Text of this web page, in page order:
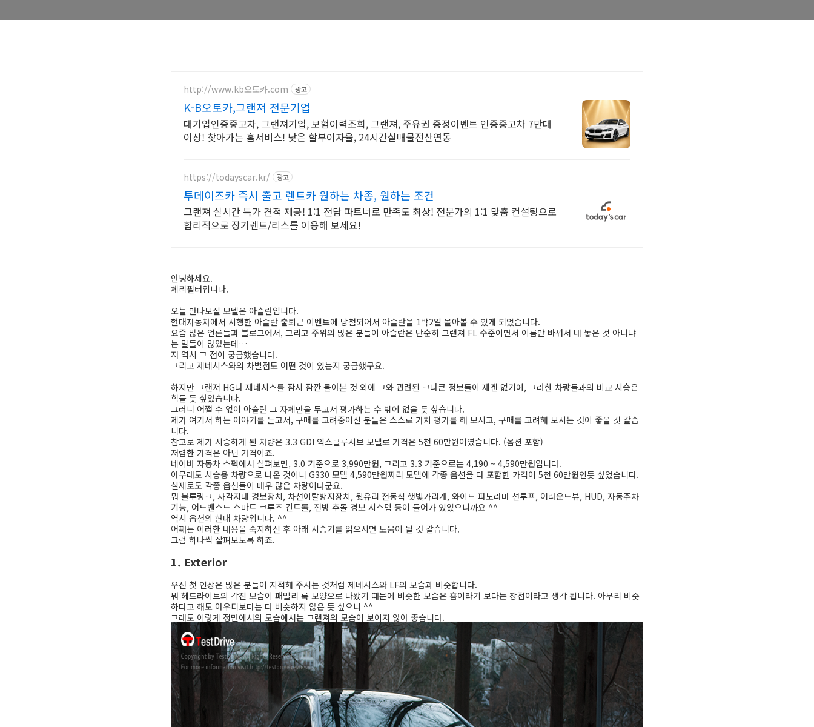
http://www.kb오토카.com 광고
K-B오토카,그랜져 전문기업
대기업인증중고차, 그랜져기업, 보험이력조회, 그랜져, 주유권 증정이벤트 인증중고차 7만대
이상! 찾아가는 홈서비스! 낮은 할부이자율, 24시간실매물전산연동
https://todayscar.kr/ 광고
투데이즈카 즉시 출고 렌트카 원하는 차종, 원하는 조건
그랜져 실시간 특가 견적 제공! 1:1 전담 파트너로 만족도 최상! 전문가의 1:1 맞춤 컨설팅으로
합리적으로 장기렌트/리스를 이용해 보세요!
안녕하세요.
체리필터입니다.
오늘 만나보실 모델은 아슬란입니다.
현대자동차에서 시행한 아슬란 출퇴근 이벤트에 당첨되어서 아슬란을 1박2일 몰아볼 수 있게 되었습니다.
요즘 많은 언론들과 블로그에서, 그리고 주위의 많은 분들이 아슬란은 단순히 그랜져 FL 수준이면서 이름만 바꿔서 내 놓은 것 아니냐
는 말들이 많았는데…
저 역시 그 점이 궁금했습니다.
그리고 제네시스와의 차별점도 어떤 것이 있는지 궁금했구요.
하지만 그랜져 HG나 제네시스를 잠시 잠깐 몰아본 것 외에 그와 관련된 크나큰 정보들이 제겐 없기에, 그러한 차량들과의 비교 시승은
힘들 듯 싶었습니다.
그러니 어쩔 수 없이 아슬란 그 자체만을 두고서 평가하는 수 밖에 없을 듯 싶습니다.
제가 여기서 하는 이야기를 듣고서, 구매를 고려중이신 분들은 스스로 가치 평가를 해 보시고, 구매를 고려해 보시는 것이 좋을 것 같습
니다.
참고로 제가 시승하게 된 차량은 3.3 GDI 익스클루시브 모델로 가격은 5천 60만원이였습니다. (옵션 포함)
저렴한 가격은 아닌 가격이죠.
네이버 자동차 스펙에서 살펴보면, 3.0 기준으로 3,990만원, 그리고 3.3 기준으로는 4,190 ~ 4,590만원입니다.
아무래도 시승용 차량으로 나온 것이니 G330 모델 4,590만원짜리 모델에 각종 옵션을 다 포함한 가격이 5천 60만원인듯 싶었습니다.
실제로도 각종 옵션들이 매우 많은 차량이더군요.
뭐 블루링크, 사각지대 경보장치, 차선이탈방지장치, 뒷유리 전동식 햇빛가리개, 와이드 파노라마 선루프, 어라운드뷰, HUD, 자동주차
기능, 어드벤스드 스마트 크루즈 컨트롤, 전방 추돌 경보 시스템 등이 들어가 있었으니까요 ^^
역시 옵션의 현대 차량입니다. ^^
어째든 이러한 내용을 숙지하신 후 아래 시승기를 읽으시면 도움이 될 것 같습니다.
그럼 하나씩 살펴보도록 하죠.
1. Exterior
우선 첫 인상은 많은 분들이 지적해 주시는 것처럼 제네시스와 LF의 모습과 비슷합니다.
뭐 헤드라이트의 각진 모습이 패밀리 룩 모양으로 나왔기 때문에 비슷한 모습은 흠이라기 보다는 장점이라고 생각 됩니다. 아무리 비슷
하다고 해도 아우디보다는 더 비슷하지 않은 듯 싶으니 ^^
그래도 이렇게 정면에서의 모습에서는 그랜져의 모습이 보이지 않아 좋습니다.